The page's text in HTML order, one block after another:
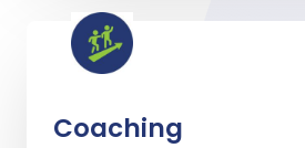
Coaching